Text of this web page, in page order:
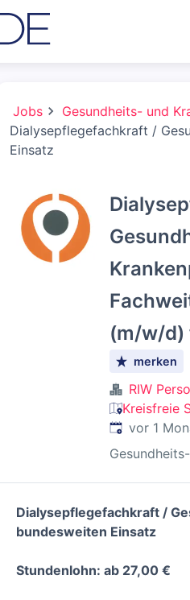
Jobs
Gesundheits- und
Dialysepflegefachkraft /
Einsatz
(m/w/d)
merken
RIW
Kreisfreie
vor 1
Dialysepflegefachkraft /
bundesweiten Einsatz
Stundenlohn: ab 27,00 €